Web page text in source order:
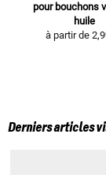
pour bouchons
huile
à partir de
Derniers articles